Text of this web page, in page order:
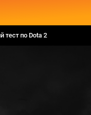
тест по Dota 2